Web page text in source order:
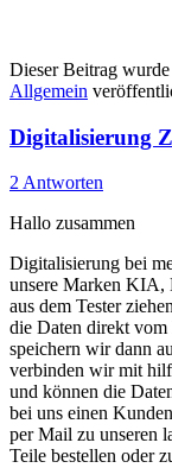
Dieser Beitrag
Allgemein
Digitalisierung
2 Antworten
Hallo zusammen
Digitalisierung bei
unsere Marken
aus dem Tester
die Daten direkt vom
speichern wir dann
verbinden wir mit
und können die
bei uns einen
per Mail zu unseren
Teile bestellen oder